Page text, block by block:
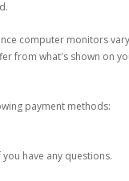
computer monitors
from what's shown on
payment methods:
have any questions.